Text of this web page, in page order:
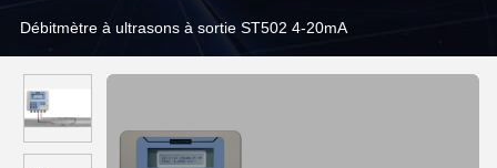
Débitmètre à ultrasons à sortie ST502 4-20mA